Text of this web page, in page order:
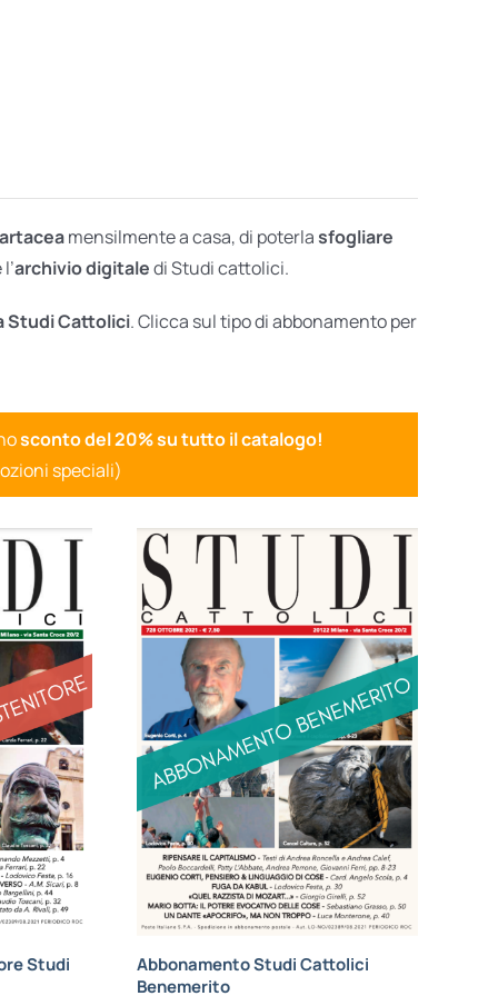
mensilmente a casa, di poterlasfogliare
archivio digitaledi Studi cattolici.
Studi Cattolici. Clicca sul tipo di abbonamento per
sconto del 20% su tutto il catalogo!
speciali)
Studi
Abbonamento Studi Cattolici
Benemerito